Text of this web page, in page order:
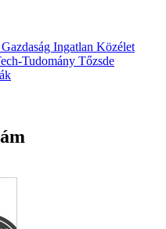
Gazdaság Ingatlan Közélet
Tudomány Tőzsde